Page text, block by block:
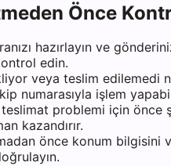
Önce
hazırlayın ve
edin.
veya teslim edilemedi
numarasıyla işlem
problemi için önce
kazandırır.
önce konum bilgisini